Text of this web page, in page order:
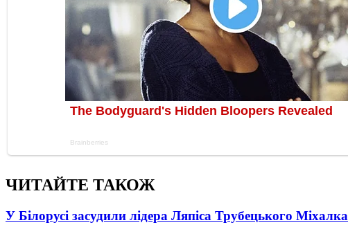
ЧИТАЙТЕ ТАКОЖ
У Білорусі засудили лідера Ляпіса Трубецького Міхалка